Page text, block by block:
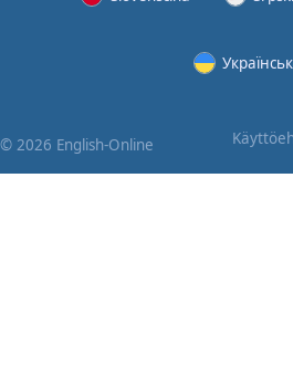
© 2026 English-Online